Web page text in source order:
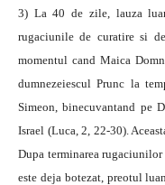
3) La 40 de zile, lauza
rugaciunile de curatire si
momentul cand Maica
dumnezeiescul Prunc la
Simeon, binecuvantand pe
Israel (Luca, 2, 22-30).
Dupa terminarea
este deja botezat, preotul